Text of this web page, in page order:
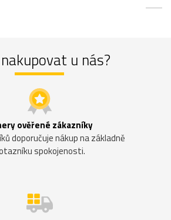
nakupovat u nás?
ověřené zákazníky
doporučuje nákup na základně
spokojenosti.